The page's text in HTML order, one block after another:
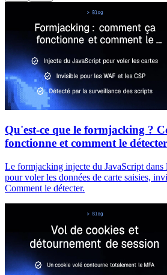
Qu'est-ce que le formjacking ?
fonctionne et comment le détecter
Le formjacking injecte du JavaScript dans
pour voler les données de carte saisies,
Comment le détecter.